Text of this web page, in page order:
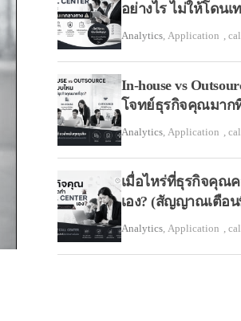
อย่างไร ไม่ให้โดนเ
Analytics, Application ,
In-house vs
โจทย์ธุรกิจคุณมาก
Analytics, Application ,
เมื่อไหร่ที่ธุรกิจคุณ
เอง? (สัญญาณเตือ
Analytics, Application ,